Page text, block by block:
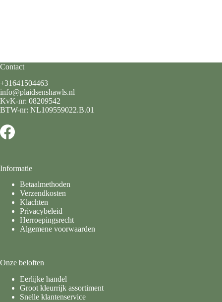
Contact
+31641504463
info@plaidsenshawls.nl
KvK-nr: 08209542
BTW-nr: NL109559022.B.01
Informatie
Betaalmethoden
Verzendkosten
Klachten
Privacybeleid
Herroepingsrecht
Algemene voorwaarden
Onze beloften
Eerlijke handel
Groot kleurrijk assortiment
Snelle klantenservice